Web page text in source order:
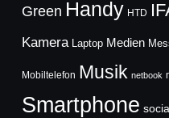
Green Handy HTD
Kamera Laptop Medien
Mobiltelefon Musik netbook
Smartphone